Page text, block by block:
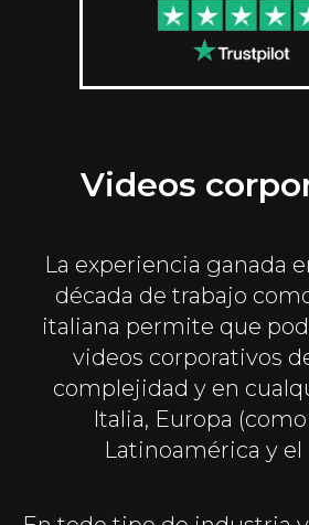
Videos
La experiencia ganada
década de trabajo
italiana permite que
videos corporativos
complejidad y en
Italia, Europa
Latinoamérica y